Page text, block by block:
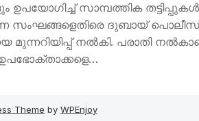
ഉപയോഗിച്ച് സാമ്പത്തിക തട്ടിപ്പുകൾ
സംഘങ്ങളെതിരെ ദുബായ് പൊലീസ്
മുന്നറിയിപ്പ് നൽകി. പരാതി
Theme by WPEnjoy